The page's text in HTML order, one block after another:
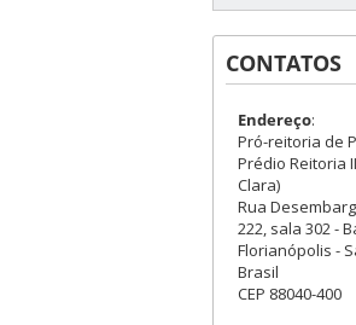
CONTATOS
Endereço:
Pró-reitoria de
Prédio Reitoria
Clara)
Rua
222, sala 302 -
Florianópolis -
Brasil
CEP 88040-400